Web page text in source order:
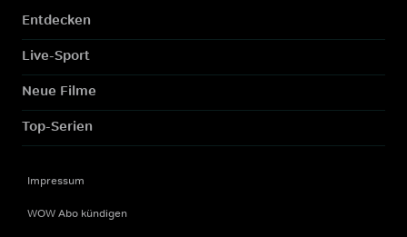
Entdecken
Live-Sport
Neue Filme
Top-Serien
Impressum
WOW Abo kündigen